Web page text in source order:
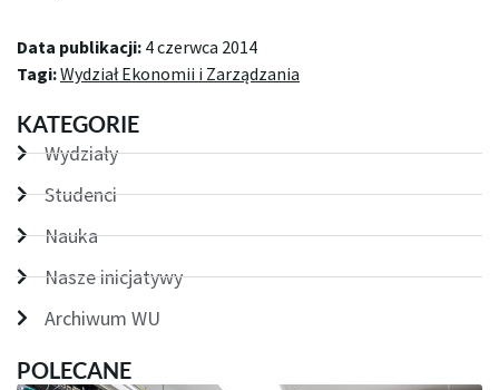
Data publikacji: 4 czerwca 2014
Tagi:Wydział Ekonomii i Zarządzania
KATEGORIE
Wydziały
Studenci
Nauka
Nasze inicjatywy
Archiwum WU
POLECANE